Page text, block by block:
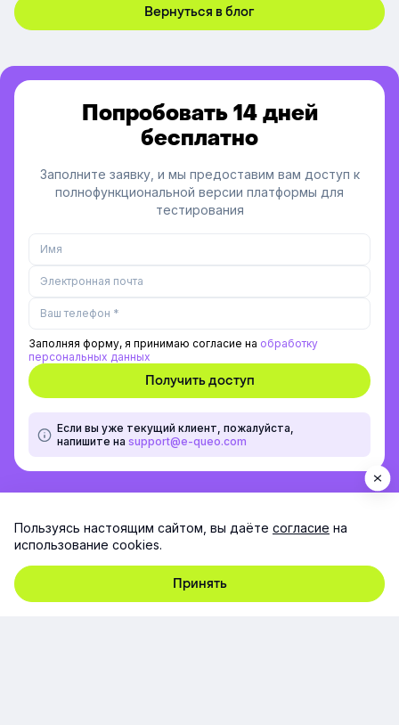
Вернуться в блог
Попробовать 14 дней
бесплатно
Заполните заявку, и мы предоставим вам доступ к
полнофункциональной версии платформы для
тестирования
Заполняя форму, я принимаю согласие на обработку
персональных данных
Если вы уже текущий клиент, пожалуйста,
напишите на support@e-queo.com
Пользуясь настоящим сайтом, вы даёте согласие на
использование cookies.
Принять